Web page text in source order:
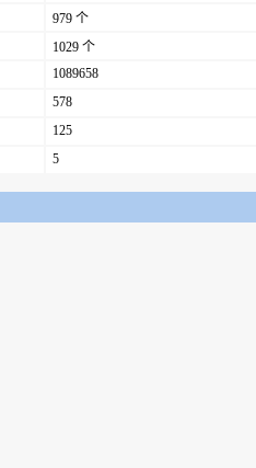
979 个
1029 个
1089658
578
125
5